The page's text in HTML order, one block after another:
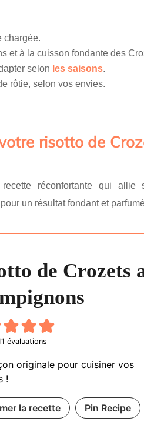
chargée.
et à la cuisson fondante des
selon les saisons.
rôtie, selon vos envies.
risotto de
réconfortante qui allie
un résultat fondant et
de Crozets
évaluations
originale pour cuisiner vos
!
la recette Pin Recipe